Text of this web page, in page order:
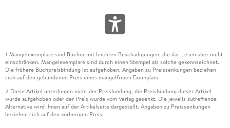
1 Mängelexemplare sind Bücher mit leichten Beschädigungen, die das Lesen aber nicht
einschränken. Mängelexemplare sind durch einen Stempel als solche gekennzeichnet.
Die frühere Buchpreisbindung ist aufgehoben. Angaben zu Preissenkungen beziehen
sich auf den gebundenen Preis eines mangelfreien Exemplars.
2 Diese Artikel unterliegen nicht der Preisbindung, die Preisbindung dieser Artikel
wurde aufgehoben oder der Preis wurde vom Verlag gesenkt. Die jeweils zutreffende
Alternative wird Ihnen auf der Artikelseite dargestellt. Angaben zu Preissenkungen
beziehen sich auf den vorherigen Preis.